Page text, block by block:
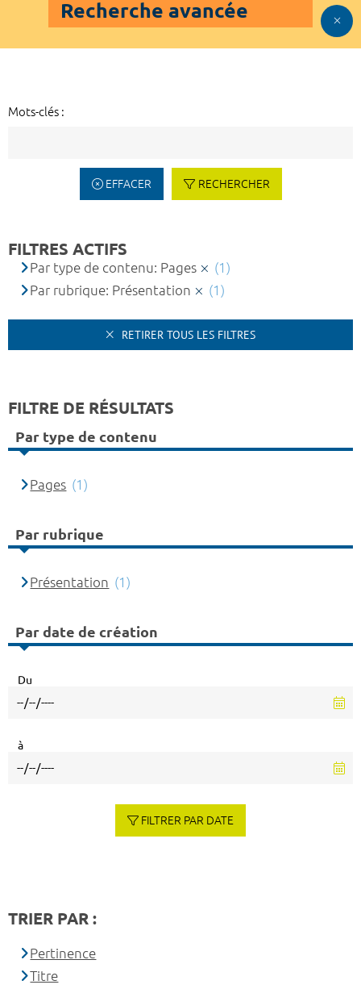
Recherche avancée
Mots-clés :
EFFACER RECHERCHER
FILTRES ACTIFS
Par type de contenu: Pages
(1)
Par rubrique: Présentation
(1)
RETIRER TOUS LES FILTRES
FILTRE DE RÉSULTATS
Par type de contenu
Pages (1)
Par rubrique
Présentation (1)
Par date de création
Du
à
FILTRER PAR DATE
TRIER PAR :
Pertinence
Titre